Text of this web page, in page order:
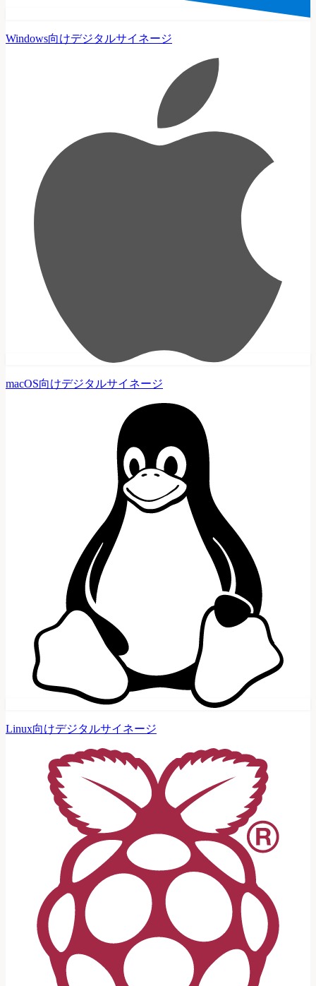
Windows向けデジタルサイネージ
macOS向けデジタルサイネージ
Linux向けデジタルサイネージ